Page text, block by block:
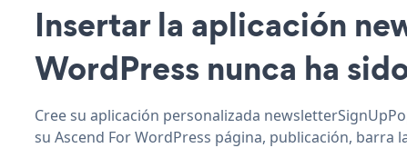
Insertar la aplicación
WordPress nunca ha
Cree su aplicación personalizada
su Ascend For WordPress página, publicación, barra